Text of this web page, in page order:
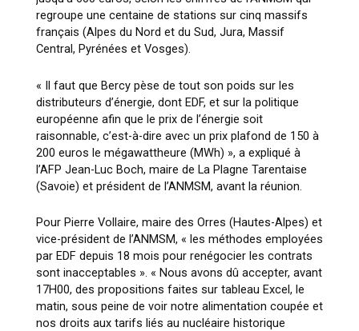
regroupe une centaine de stations sur cinq massifs
français (Alpes du Nord et du Sud, Jura, Massif
Central, Pyrénées et Vosges).
« Il faut que Bercy pèse de tout son poids sur les
distributeurs d’énergie, dont EDF, et sur la politique
européenne afin que le prix de l’énergie soit
raisonnable, c’est-à-dire avec un prix plafond de 150 à
200 euros le mégawattheure (MWh) », a expliqué à
l’AFP Jean-Luc Boch, maire de La Plagne Tarentaise
(Savoie) et président de l’ANMSM, avant la réunion.
Pour Pierre Vollaire, maire des Orres (Hautes-Alpes) et
vice-président de l’ANMSM, « les méthodes employées
par EDF depuis 18 mois pour renégocier les contrats
sont inacceptables ». « Nous avons dû accepter, avant
17H00, des propositions faites sur tableau Excel, le
matin, sous peine de voir notre alimentation coupée et
nos droits aux tarifs liés au nucléaire historique